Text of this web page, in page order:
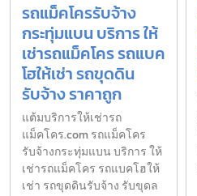
รถแม็คโครรับจ้าง
กระทุ่มแบน บริการ ให้
เช่ารถแม็คโคร รถแบค
โฮให้เช่า รถขุดดิน
รับจ้าง ราคาถูก
แต้มบริการให้เช่ารถ
แม็คโคร.com รถแม็คโคร
รับจ้างกระทุ่มแบน บริการ ให้
เช่ารถแม็คโคร รถแบคโฮให้
เช่า รถขุดดินรับจ้าง รับขุดล